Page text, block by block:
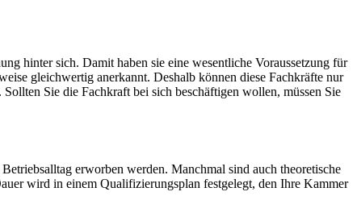
hinter sich. Damit haben sie eine wesentliche Voraussetzung für
gleichwertig anerkannt. Deshalb können diese Fachkräfte nur
Sie die Fachkraft bei sich beschäftigen wollen, müssen Sie
erworben werden. Manchmal sind auch theoretische
wird in einem Qualifizierungsplan festgelegt, den Ihre Kammer